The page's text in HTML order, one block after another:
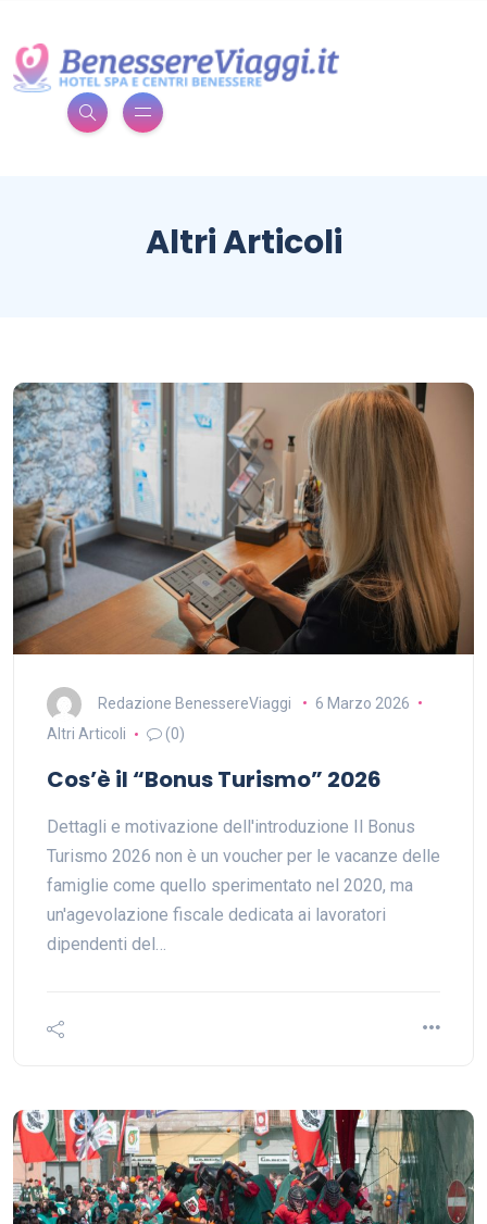
Altri Articoli
Redazione BenessereViaggi
6 Marzo 2026
Altri Articoli
(0)
Cos’è il “Bonus Turismo” 2026
Dettagli e motivazione dell'introduzione Il Bonus
Turismo 2026 non è un voucher per le vacanze delle
famiglie come quello sperimentato nel 2020, ma
un'agevolazione fiscale dedicata ai lavoratori
dipendenti del…